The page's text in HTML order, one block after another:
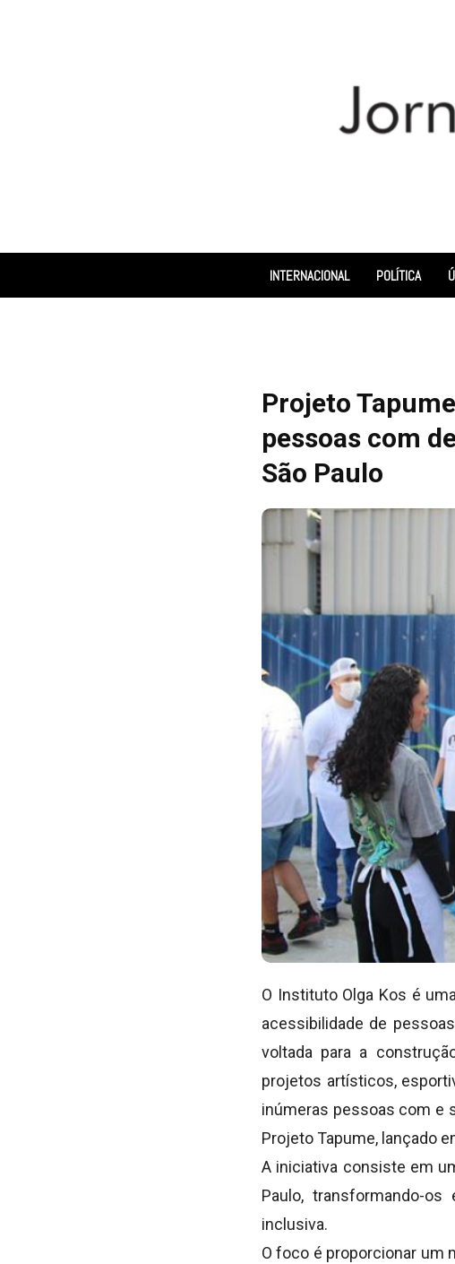
INTERNACIONAL POLÍTICA
Projeto
pessoas com
São Paulo
O Instituto Olga Kos é
acessibilidade de
voltada para a
projetos artísticos,
inúmeras pessoas com e
Projeto Tapume, lançado
A iniciativa consiste em
Paulo, transformando-
inclusiva.
O foco é proporcionar um